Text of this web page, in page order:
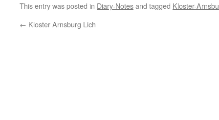
This entry was posted in Diary-Notesand tagged Kloster-
← Kloster Arnsburg Lich